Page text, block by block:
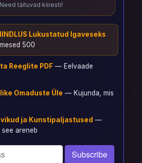
Need täituvad kiiresti!
Lukustatud Igaveseks
500
Reeglite PDF — Eelvaade
Omaduste Üle — Kujunda, mis
ja Kunstipaljastused —
see areneb